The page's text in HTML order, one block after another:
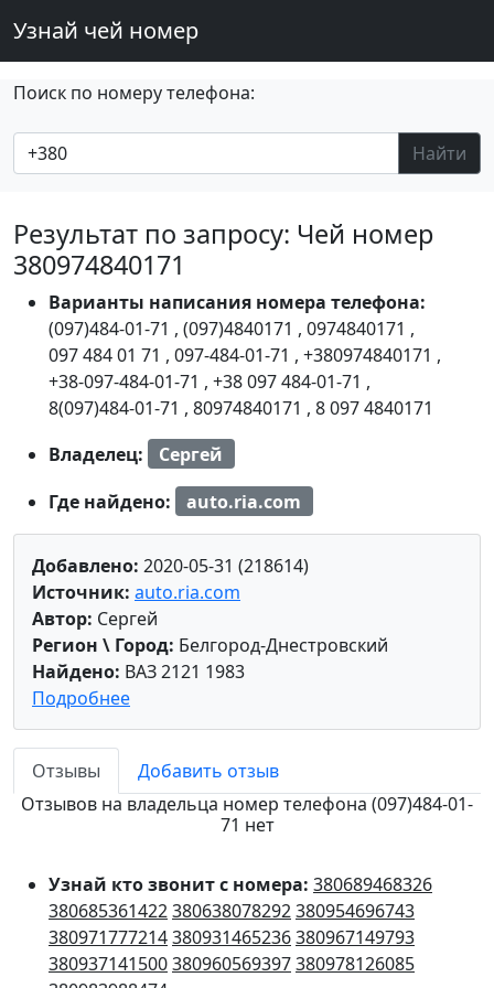
Узнай чей номер
Поиск по номеру телефона:
Найти
Результат по запросу: Чей номер
380974840171
Варианты написания номера телефона:
(097)484-01-71 , (097)4840171 , 0974840171 ,
097 484 01 71 , 097-484-01-71 , +380974840171 ,
+38-097-484-01-71 , +38 097 484-01-71 ,
8(097)484-01-71 , 80974840171 , 8 097 4840171
Владелец:
Сергей
Где найдено:
auto.ria.com
Добавлено: 2020-05-31 (218614)
Источник: auto.ria.com
Автор: Сергей
Регион \ Город: Белгород-Днестровский
Найдено: ВАЗ 2121 1983
Подробнее
Отзывы
Добавить отзыв
Отзывов на владельца номер телефона (097)484-01-
71 нет
Узнай кто звонит с номера: 380689468326
380685361422380638078292380954696743
380971777214380931465236380967149793
380937141500380960569397380978126085